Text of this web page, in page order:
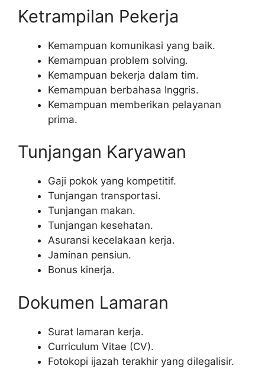
Ketrampilan Pekerja
Kemampuan komunikasi yang baik.
Kemampuan problem solving.
Kemampuan bekerja dalam tim.
Kemampuan berbahasa Inggris.
Kemampuan memberikan pelayanan
prima.
Tunjangan Karyawan
Gaji pokok yang kompetitif.
Tunjangan transportasi.
Tunjangan makan.
Tunjangan kesehatan.
Asuransi kecelakaan kerja.
Jaminan pensiun.
Bonus kinerja.
Dokumen Lamaran
Surat lamaran kerja.
Curriculum Vitae (CV).
Fotokopi ijazah terakhir yang dilegalisir.